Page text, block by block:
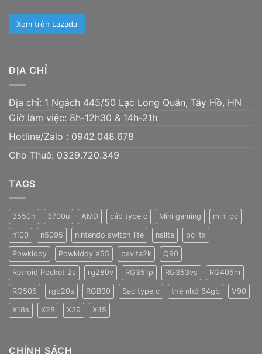
Xem trên Lazada
ĐỊA CHỈ
Địa chỉ: 1 Ngách 445/50 Lạc Long Quân, Tây Hồ, HN
Giờ làm việc: 8h-12h30 & 14h-21h
Hotline/Zalo : 0942.048.678
Cho Thuê: 0329.720.349
TAGS
3550h 3700u AMD cáp type c Mini gaming mini pc
n100 n5095 nintendo switch lite nslite pc itx
Powkiddy Powkiddy X55 psvita2k Q90
Retroid Pocket 2s rg280v RG351p RG353vs RG405m
RG505 rgb20s RGB30 Sạc type c thẻ nhớ 64gb V90
X18s X28 X39 X45
CHÍNH SÁCH